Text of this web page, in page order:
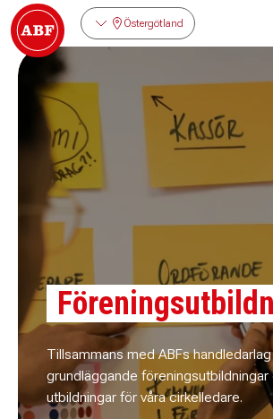
Östergötland
Tillsammans med ABFs
grundläggande föreningsutbildningar
utbildningar för våra cirkelledare.